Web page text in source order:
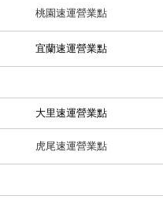
桃園速運營業點
宜蘭速運營業點
大里速運營業點
虎尾速運營業點